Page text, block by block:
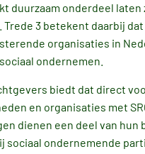
duurzaam onderdeel laten
Trede 3 betekent daarbij
organisaties in
ondernemen.
biedt dat direct
en organisaties met
dienen een deel van hun
sociaal ondernemende